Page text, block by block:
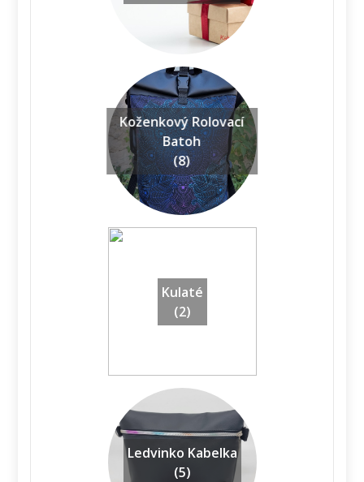
Koženkový Rolovací
Batoh
(8)
Kulaté
(2)
Ledvinko Kabelka
(5)